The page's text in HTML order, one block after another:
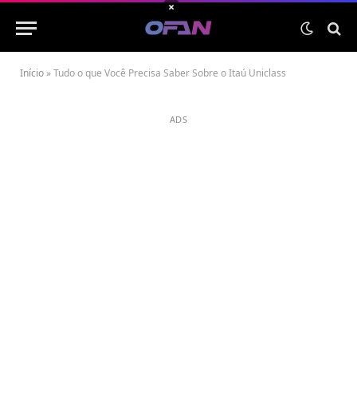
Início »Tudo o que Você Precisa Saber Sobre o Itaú Uniclass
ADS
×